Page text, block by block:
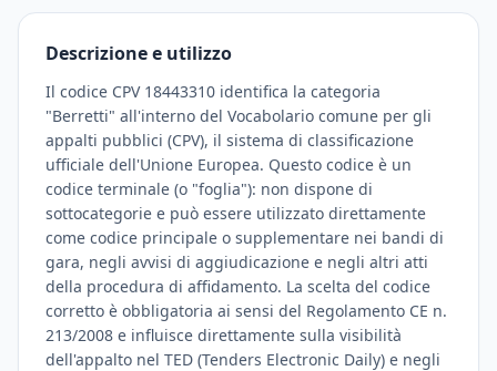
Descrizione e utilizzo
Il codice CPV 18443310 identifica la categoria
"Berretti" all'interno del Vocabolario comune per gli
appalti pubblici (CPV), il sistema di classificazione
ufficiale dell'Unione Europea. Questo codice è un
codice terminale (o "foglia"): non dispone di
sottocategorie e può essere utilizzato direttamente
come codice principale o supplementare nei bandi di
gara, negli avvisi di aggiudicazione e negli altri atti
della procedura di affidamento. La scelta del codice
corretto è obbligatoria ai sensi del Regolamento CE n.
213/2008 e influisce direttamente sulla visibilità
dell'appalto nel TED (Tenders Electronic Daily) e negli